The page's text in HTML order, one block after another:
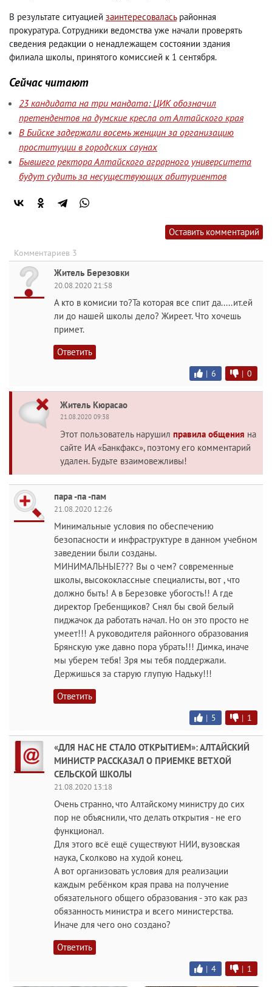
В результате ситуацией заинтересоваласьрайонная
прокуратура. Сотрудники ведомства уже начали проверять
сведения редакции о ненадлежащем состоянии здания
филиала школы, принятого комиссией к 1 сентября.
Сейчас читают
23 кандидата на три мандата: ЦИК обозначил
претендентов на думские кресла от Алтайского края
В Бийске задержали восемь женщин за организацию
проституции в городских саунах
Бывшего ректора Алтайского аграрного университета
будут судить за несуществующих абитуриентов
Оставить комментарий
Комментариев 3
Житель Березовки
20.08.2020 21:58
А кто в комисии то?Та которая все спит да.....ит.ей
ли до нашей школы дело? Жиреет. Что хочешь
примет.
Ответить
| 6 | 0
Житель Кюрасао
21.08.2020 09:38
Этот пользователь нарушил правила общения на
сайте ИА «Банкфакс», поэтому его комментарий
удален. Будьте взаимовежливы!
пара -па -пам
21.08.2020 12:26
Минимальные условия по обеспечению
безопасности и инфраструктуре в данном учебном
заведении были созданы.
МИНИМАЛЬНЫЕ??? Вы о чем? современные
школы, высококлассные специалисты, вот , что
должно быть! А в Березовке убогость!! А где
директор Гребенщиков? Снял бы свой белый
пиджачок да работать начал. Но он это просто не
умеет!!! А руководителя районного образования
Брянскую уже давно пора убрать!!! Димка, иначе
мы уберем тебя! Зря мы тебя поддержали.
Держишься за старую глупую Надьку!!!
Ответить
| 5 | 1
«ДЛЯ НАС НЕ СТАЛО ОТКРЫТИЕМ»: АЛТАЙСКИЙ
МИНИСТР РАССКАЗАЛ О ПРИЕМКЕ ВЕТХОЙ
СЕЛЬСКОЙ ШКОЛЫ
21.08.2020 13:18
Очень странно, что Алтайскому министру до сих
пор не объяснили, что делать открытия - не его
функционал.
Для этого всё ещё существуют НИИ, вузовская
наука, Сколково на худой конец.
А вот организовать условия для реализации
каждым ребёнком края права на получение
обязательного общего образования - это как раз
обязанность министра и всего министерства.
Иначе для чего оно создано?
Ответить
| 4 | 1